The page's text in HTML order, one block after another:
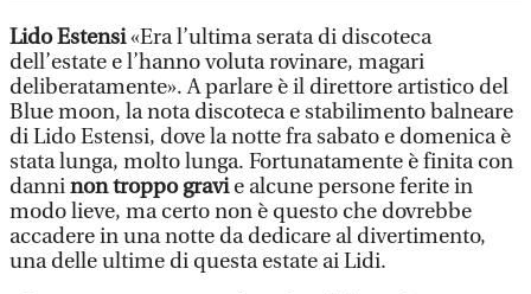
Lido Estensi«Era l’ultima serata di discoteca
dell’estate e l’hanno voluta rovinare, magari
deliberatamente». A parlare è il direttore artistico del
Blue moon, la nota discoteca e stabilimento balneare
di Lido Estensi, dove la notte fra sabato e domenica è
stata lunga, molto lunga. Fortunatamente è finita con
danninon troppo gravie alcune persone ferite in
modo lieve, ma certo non è questo che dovrebbe
accadere in una notte da dedicare al divertimento,
una delle ultime di questa estate ai Lidi.